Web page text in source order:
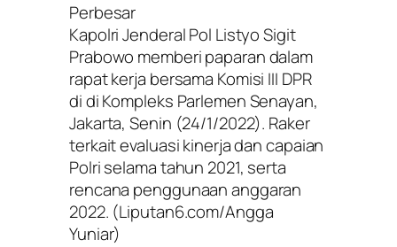
Perbesar
Kapolri Jenderal Pol Listyo Sigit
Prabowo memberi paparan dalam
rapat kerja bersama Komisi III DPR
di di Kompleks Parlemen Senayan,
Jakarta, Senin (24/1/2022). Raker
terkait evaluasi kinerja dan capaian
Polri selama tahun 2021, serta
rencana penggunaan anggaran
2022. (Liputan6.com/Angga
Yuniar)